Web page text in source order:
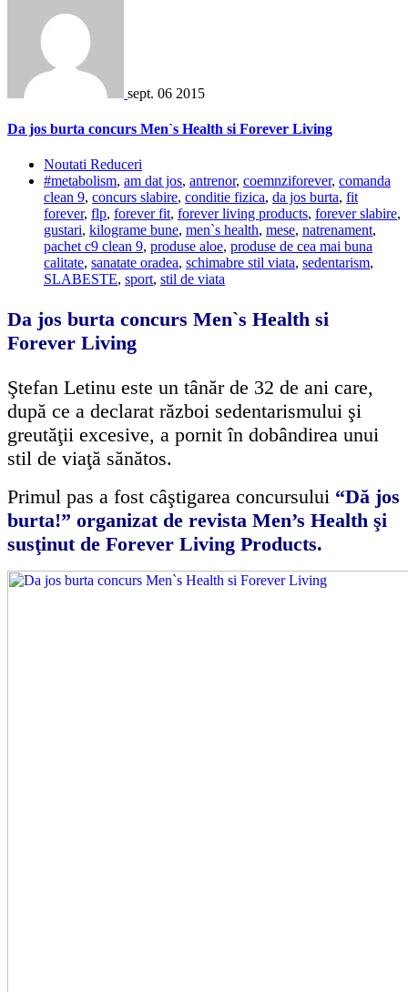
sept. 06 2015
Da jos burta concurs Men`s Health si Forever Living
Noutati Reduceri
#metabolism, am dat jos, antrenor, coemnziforever, comanda
clean 9, concurs slabire, conditie fizica, da jos burta, fit
forever, flp, forever fit, forever living products, forever slabire,
gustari, kilograme bune, men`s health, mese, natrenament,
pachet c9 clean 9, produse aloe, produse de cea mai buna
calitate, sanatate oradea, schimabre stil viata, sedentarism,
SLABESTE, sport, stil de viata
Da jos burta concurs Men`s Health si
Forever Living
Ştefan Letinu este un tânăr de 32 de ani care,
după ce a declarat război sedentarismului şi
greutăţii excesive, a pornit în dobândirea unui
stil de viaţă sănătos.
Primul pas a fost câştigarea concursului “Dă jos
burta!” organizat de revista Men’s Health şi
susţinut de Forever Living Products.